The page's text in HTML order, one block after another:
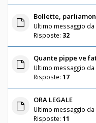
Bollette,
Ultimo messaggio da
Risposte: 32
Quante pippe ve
Ultimo messaggio da
Risposte: 17
ORA LEGALE
Ultimo messaggio da
Risposte: 11